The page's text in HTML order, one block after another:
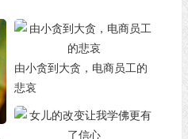
由小贪到大贪，电商员工的
悲哀